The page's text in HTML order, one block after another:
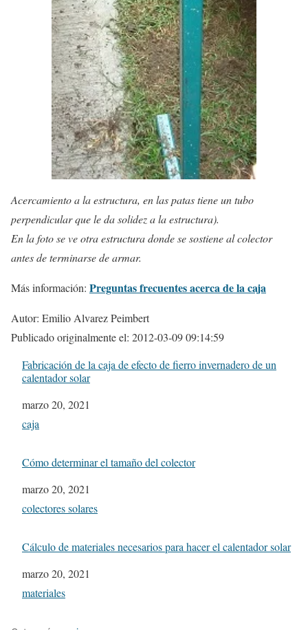
Acercamiento a la estructura, en las patas tiene un tubo
perpendicular que le da solidez a la estructura).
En la foto se ve otra estructura donde se sostiene al colector
antes de terminarse de armar.
Más información: Preguntas frecuentes acerca de la caja
Autor: Emilio Alvarez Peimbert
Publicado originalmente el: 2012-03-09 09:14:59
Fabricación de la caja de efecto de fierro invernadero de un
calentador solar
Fecha
marzo 20, 2021
In relation to
caja
Cómo determinar el tamaño del colector
Fecha
marzo 20, 2021
In relation to
colectores solares
Cálculo de materiales necesarios para hacer el calentador solar
Fecha
marzo 20, 2021
In relation to
materiales